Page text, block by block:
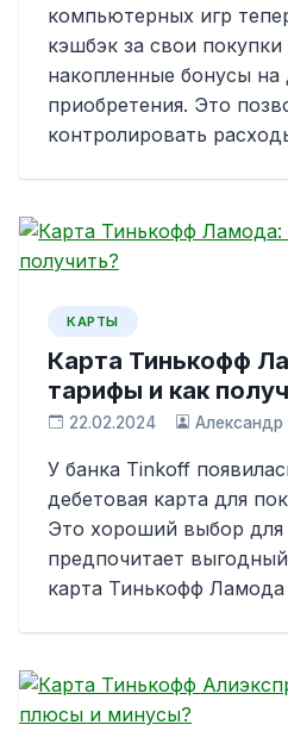
компьютерных игр
кэшбэк за свои покупки
накопленные бонусы на
приобретения. Это
контролировать
КАРТЫ
Карта Тинькофф
тарифы и как
22.02.2024 Александр
У банка Tinkoff
дебетовая карта для
Это хороший выбор для
предпочитает
карта Тинькофф